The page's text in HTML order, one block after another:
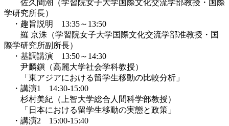
佐久間潮（学習院女子大学国際文化交流学部教授・国際
学研究所長）
・趣旨説明 13:35～13:50
羅 京洙（学習院女子大学国際文化交流学部准教授・国
際学研究所副所長）
・基調講演 13:50～14:30
尹麟鎭（高麗大学社会学科教授）
「東アジアにおける留学生移動の比較分析」
・講演1 14:30-15:00
杉村美紀（上智大学総合人間科学部教授）
「日本における留学生移動の実態と政策」
・講演2 15:00-15:40